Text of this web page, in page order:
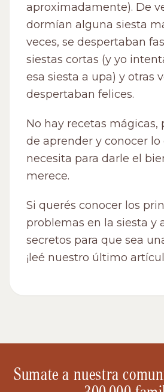
aproximadamente). De
dormían alguna siesta
veces, se despertaban
siestas cortas (y yo
esa siesta a upa) y otras
despertaban felices.
No hay recetas mágicas,
de aprender y conocer
necesita para darle el
merece.
Si querés conocer los
problemas en la siesta y
secretos para que sea
¡ leé nuestro último
Sumate a nuestra